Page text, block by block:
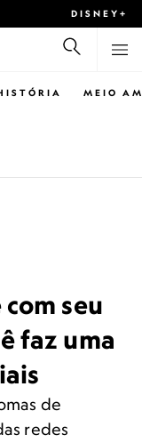
DISNEY+
MEIO
seu
faz uma
de
redes